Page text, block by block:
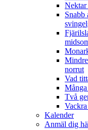
Nektar
Snabb
norrut
Vad
Två
Kalender
Anmäl dig